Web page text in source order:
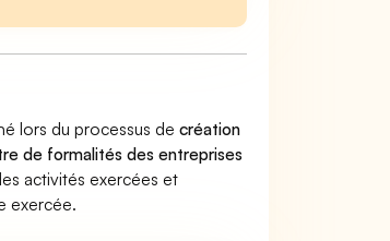
lors du processus decréation
de formalités des entreprises
activités exercées et
exercée.